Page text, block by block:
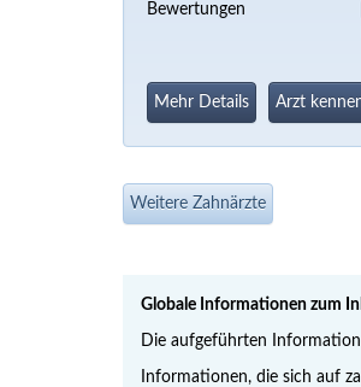
Bewertungen
Mehr Details Arzt
Weitere Zahnärzte
Globale Informationen zum
Die aufgeführten
Informationen, die sich auf